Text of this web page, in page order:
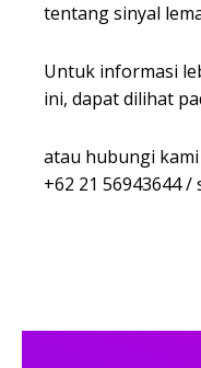
tentang sinyal
Untuk informasi
ini, dapat dilihat
atau hubungi kami
+62 21 56943644 /